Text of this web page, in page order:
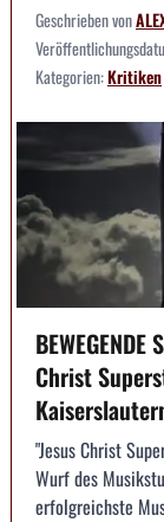
Geschrieben von
Kategorien:Kritiken
BEWEGENDE
Christ
"Jesus Christ
Wurf des
erfolgreichste